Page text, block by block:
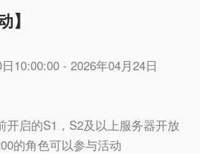
】
10:00:00 - 2026年04月24日
启的S1，S2及以上服务器开放
的角色可以参与活动